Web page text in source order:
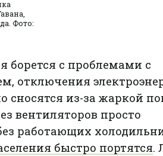
Фото:
борется с проблемами с
отключения
сносятся из-за жаркой
вентиляторов просто
работающих
быстро портятся.